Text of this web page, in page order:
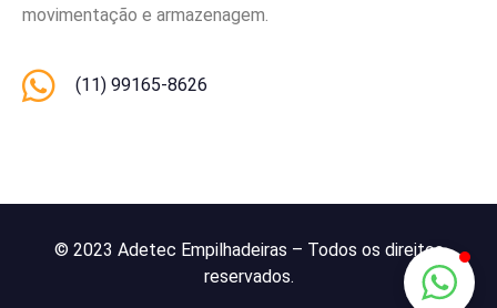
movimentação e armazenagem.
(11) 99165-8626
© 2023 Adetec Empilhadeiras – Todos os direitos
reservados.